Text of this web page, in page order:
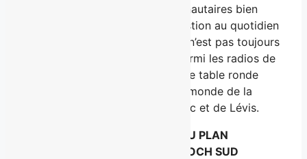
même quelques radios communautaires bien
ancrées dans leur milieu. La gestion au quotidien
de ces radios communautaires n’est pas toujours
facile. Comment alors briller parmi les radios de
Québec? L’émission propose une table ronde
avec les principaux acteurs du monde de la
radio communautaire de Québec et de Lévis.
JEUDI 13 AVRIL – UN NOUVEAU PLAN
D’URBANISME POUR SAINT-ROCH SUD